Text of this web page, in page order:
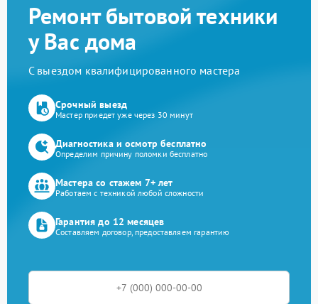
Ремонт бытовой техники
у Вас дома
С выездом квалифицированного мастера
Срочный выезд
Мастер приедет уже через 30 минут
Диагностика и осмотр бесплатно
Определим причину поломки бесплатно
Мастера со стажем 7+ лет
Работаем с техникой любой сложности
Гарантия до 12 месяцев
Составляем договор, предоставляем гарантию